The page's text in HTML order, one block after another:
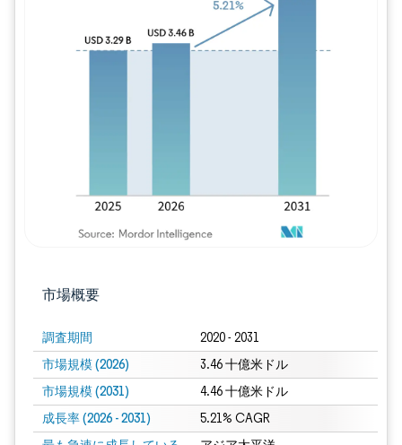
市場概要
調査期間 2020 - 2031
市場規模 (2026) 3.46 十億米ドル
市場規模 (2031) 4.46 十億米ドル
成長率 (2026 - 2031) 5.21% CAGR